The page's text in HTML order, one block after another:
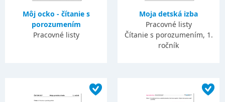
Môj ocko - čítanie s
porozumením
Pracovné listy
Moja detská izba
Pracovné listy
Čítanie s porozumením, 1.
ročník